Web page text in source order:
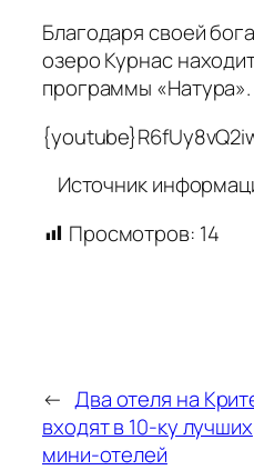
Благодаря своей
озеро Курнас
программы «Натура».
Источник
Просмотров: 14
← Два отеля на
входят в 10-ку лучших
мини-отелей